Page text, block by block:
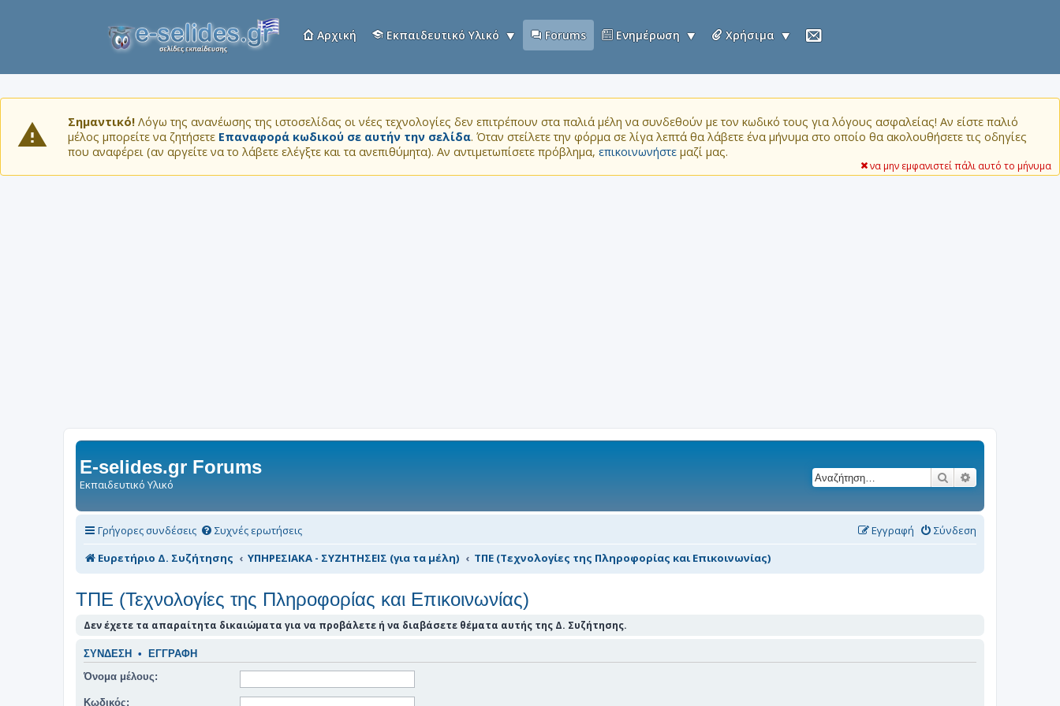
Αρχική Εκπαιδευτικό Υλικό Forums Ενημέρωση Χρήσιμα
Σημαντικό! Λόγω της ανανέωσης της ιστοσελίδας οι νέες τεχνολογίες δεν επιτρέπουν στα παλιά μέλη να συνδεθούν με τον κωδικό τους για λόγους ασφαλείας! Αν είστε παλιό
μέλος μπορείτε να ζητήσετε Επαναφορά κωδικού σε αυτήν την σελίδα. Όταν στείλετε την φόρμα σε λίγα λεπτά θα λάβετε ένα μήνυμα στο οποίο θα ακολουθήσετε τις οδηγίες
που αναφέρει (αν αργείτε να το λάβετε ελέγξτε και τα ανεπιθύμητα). Αν αντιμετωπίσετε πρόβλημα, επικοινωνήστε μαζί μας.
να μην εμφανιστεί πάλι αυτό το μήνυμα
E-selides.gr Forums
Εκπαιδευτικό Υλικό
Αναζήτηση
Γρήγορες συνδέσεις Συχνές ερωτήσεις Σύνδεση
Εγγραφή
Ευρετήριο Δ. Συζήτησης
ΥΠΗΡΕΣΙΑΚΑ - ΣΥΖΗΤΗΣΕΙΣ (για τα μέλη) ΤΠΕ (Τεχνολογίες της Πληροφορίας και Επικοινωνίας)
ΤΠΕ (Τεχνολογίες της Πληροφορίας και Επικοινωνίας)
Δεν έχετε τα απαραίτητα δικαιώματα για να προβάλετε ή να διαβάσετε θέματα αυτής της Δ. Συζήτησης.
ΣΎΝΔΕΣΗ • ΕΓΓΡΑΦΉ
Όνομα μέλους:
Κωδικός: